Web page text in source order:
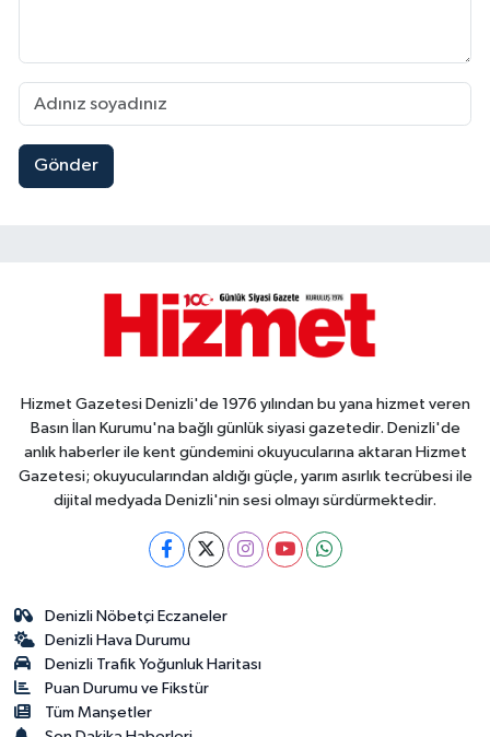
Gönder
Hizmet Gazetesi Denizli'de 1976 yılından bu yana hizmet veren
Basın İlan Kurumu'na bağlı günlük siyasi gazetedir. Denizli'de
anlık haberler ile kent gündemini okuyucularına aktaran Hizmet
Gazetesi; okuyucularından aldığı güçle, yarım asırlık tecrübesi ile
dijital medyada Denizli'nin sesi olmayı sürdürmektedir.
Denizli Nöbetçi Eczaneler
Denizli Hava Durumu
Denizli Trafik Yoğunluk Haritası
Puan Durumu ve Fikstür
Tüm Manşetler